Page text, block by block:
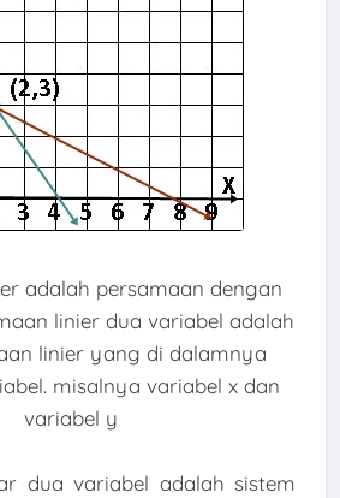
adalah persamaan dengan
linier dua variabel adalah
linier yang di dalamnya
misalnya variabel x dan
variabel y
dua variabel adalah sistem